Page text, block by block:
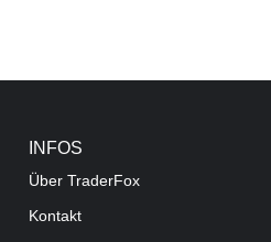
INFOS
Über TraderFox
Kontakt